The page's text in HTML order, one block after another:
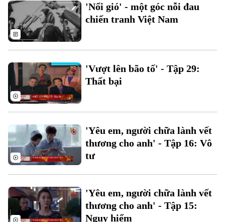
Xu hướng
'Nổi gió' - một góc nỗi đau
chiến tranh Việt Nam
'Vượt lên bão tố' - Tập 29:
Thất bại
'Yêu em, người chữa lành vết
thương cho anh' - Tập 16: Vô
tư
'Yêu em, người chữa lành vết
thương cho anh' - Tập 15:
Nguy hiểm